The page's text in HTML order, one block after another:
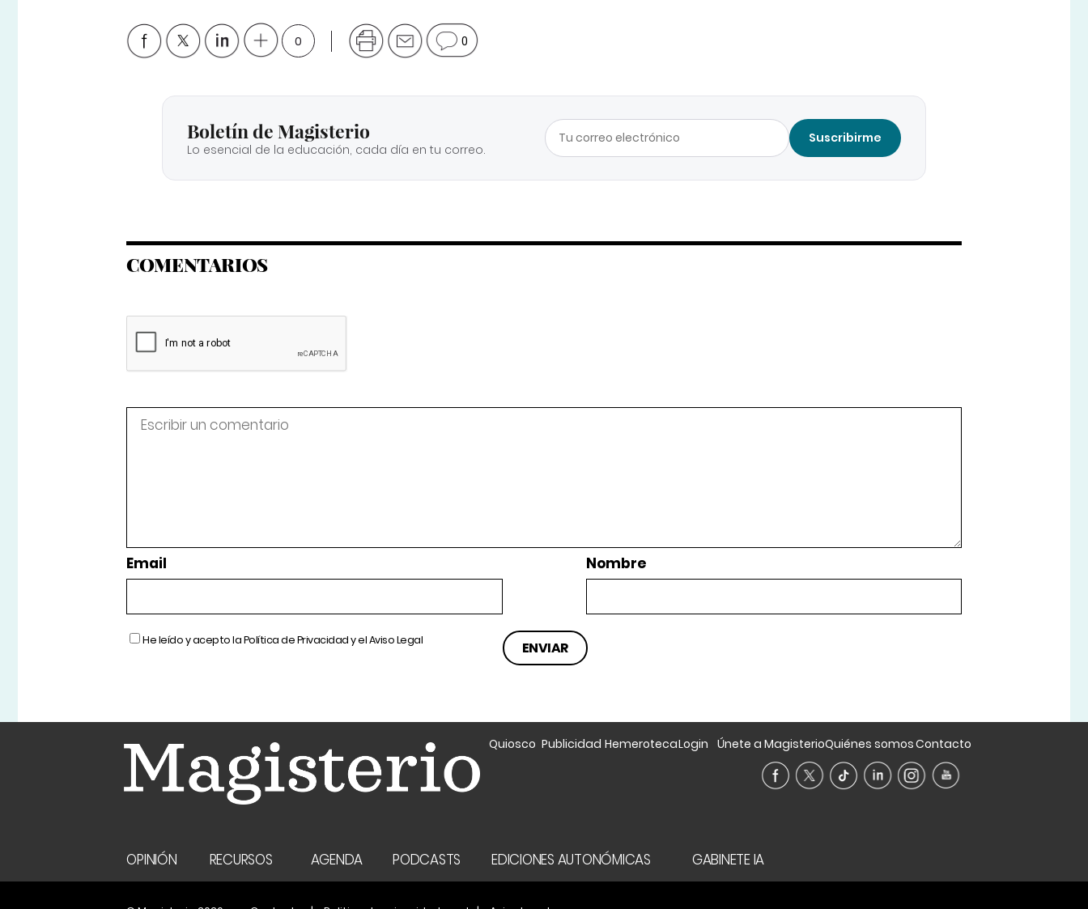
0 0
Boletín de Magisterio
Lo esencial de la educación, cada día en tu correo.
Suscribirme
COMENTARIOS
Email Nombre
He leído y acepto laPolítica de Privacidady elAviso Legal
Quiosco Publicidad HemerotecaLogin Únete a MagisterioQuiénes somosContacto
OPINIÓN RECURSOS AGENDA PODCASTS EDICIONES AUTONÓMICAS GABINETE IA